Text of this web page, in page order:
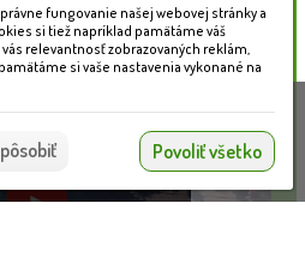
ktoré nám
našich
súborov
Súhlasím
fungovanie našej webovej stránky a
si tiež napríklad pamätáme váš
relevantnosť zobrazovaných reklám,
si vaše nastavenia vykonané na
Povoliť všetko